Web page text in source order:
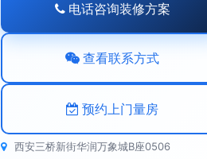
电话咨询装修方案
查看联系方式
预约上门量房
西安三桥新街华润万象城B座0506